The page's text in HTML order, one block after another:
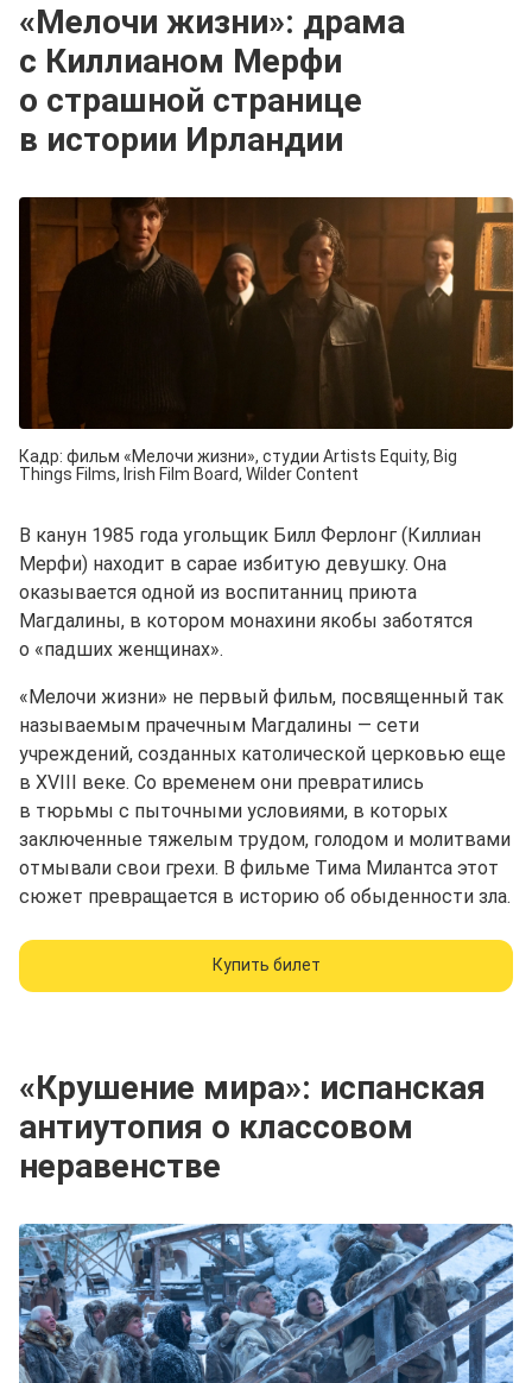
«Мелочи жизни»: драма
с Киллианом Мерфи
о страшной странице
в истории Ирландии
Кадр: фильм «Мелочи жизни», студии Artists Equity, Big
Things Films, Irish Film Board, Wilder Content
В канун 1985 года угольщик Билл Ферлонг (Киллиан
Мерфи) находит в сарае избитую девушку. Она
оказывается одной из воспитанниц приюта
Магдалины, в котором монахини якобы заботятся
о «падших женщинах».
«Мелочи жизни» не первый фильм, посвященный так
называемым прачечным Магдалины — сети
учреждений, созданных католической церковью еще
в ХVIII веке. Со временем они превратились
в тюрьмы с пыточными условиями, в которых
заключенные тяжелым трудом, голодом и молитвами
отмывали свои грехи. В фильме Тима Милантса этот
сюжет превращается в историю об обыденности зла.
Купить билет
«Крушение мира»: испанская
антиутопия о классовом
неравенстве